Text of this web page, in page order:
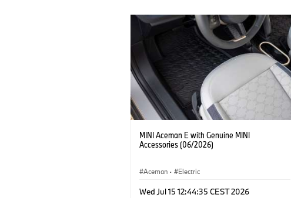
MINI Aceman E with Genuine MINI
Accessories (06/2026)
Aceman · Electric
Wed Jul 15 12:44:35 CEST 2026